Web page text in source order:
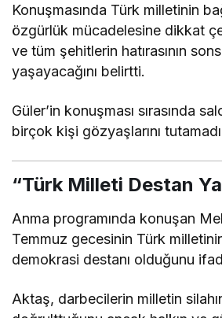
Konuşmasında Türk milletinin
özgürlük mücadelesine dikkat
ve tüm şehitlerin hatırasının
yaşayacağını belirtti.
Güler’in konuşması sırasında
birçok kişi gözyaşlarını
“Türk Milleti Destan
Anma programında konuşan
Temmuz gecesinin Türk
demokrasi destanı olduğunu
Aktaş, darbecilerin milletin